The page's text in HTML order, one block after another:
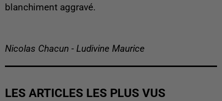
blanchiment aggravé.
Nicolas Chacun - Ludivine Maurice
LES ARTICLES LES PLUS VUS